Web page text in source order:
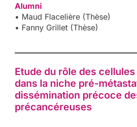
Alumni
• Maud Flacelière (Thèse)
• Fanny Grillet (Thèse)
Etude du rôle des
dans la niche pré-
dissémination précoce
précancéreuses